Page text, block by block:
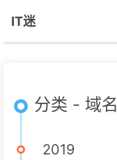
IT迷
分类 - 域名
2019